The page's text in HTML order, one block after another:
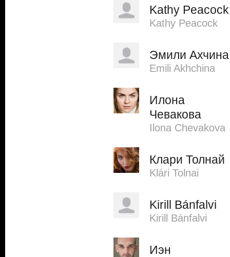
Kathy Peacock
Kathy Peacock
Эмили Ахчина
Emili Akhchina
Илона
Чевакова
Ilona Chevakova
Клари Толнай
Klári Tolnai
Kirill Bánfalvi
Kirill Bánfalvi
Иэн